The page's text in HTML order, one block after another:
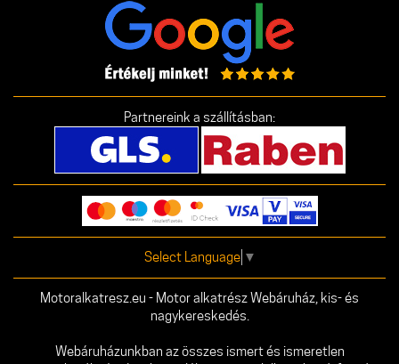
Partnereink a szállításban:
Select Language ▼
Motoralkatresz.eu - Motor alkatrész Webáruház, kis- és
nagykereskedés.
Webáruházunkban az összes ismert és ismeretlen